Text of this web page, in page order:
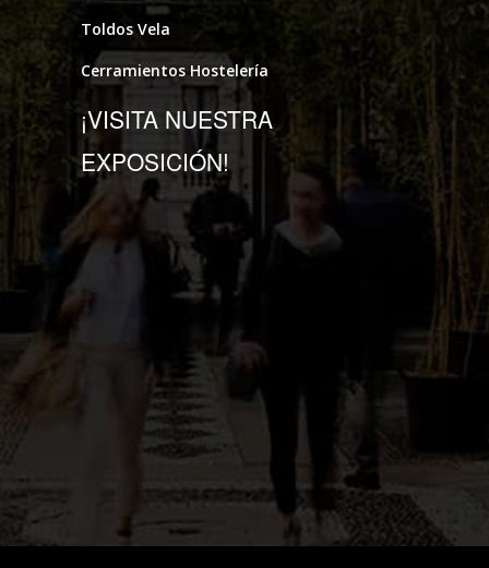
Toldos Vela
Cerramientos Hostelería
¡VISITA NUESTRA
EXPOSICIÓN!